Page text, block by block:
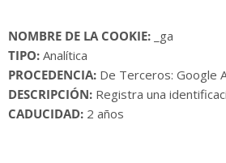
NOMBRE DE LA COOKIE: _ga
TIPO: Analítica
PROCEDENCIA: De Terceros: Google
DESCRIPCIÓN: Registra una
CADUCIDAD: 2 años